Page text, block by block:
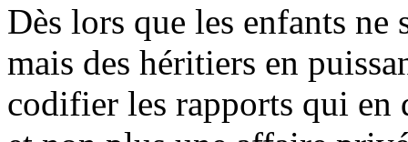
Dès lors que les enfants ne
mais des héritiers en
codifier les rapports qui